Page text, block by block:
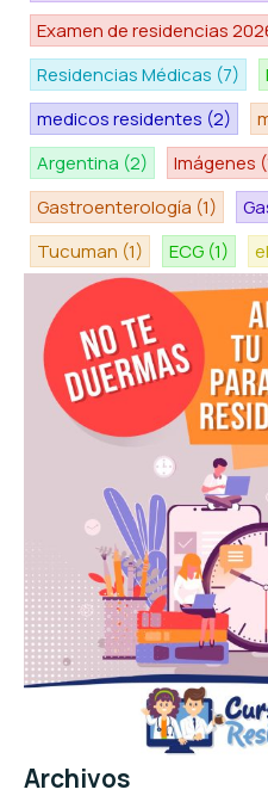
Examen de residencias
Residencias Médicas (7)
medicos residentes (2)
Argentina (2) Imágenes
Gastroenterología (1)
Tucuman (1) ECG (1)
Archivos